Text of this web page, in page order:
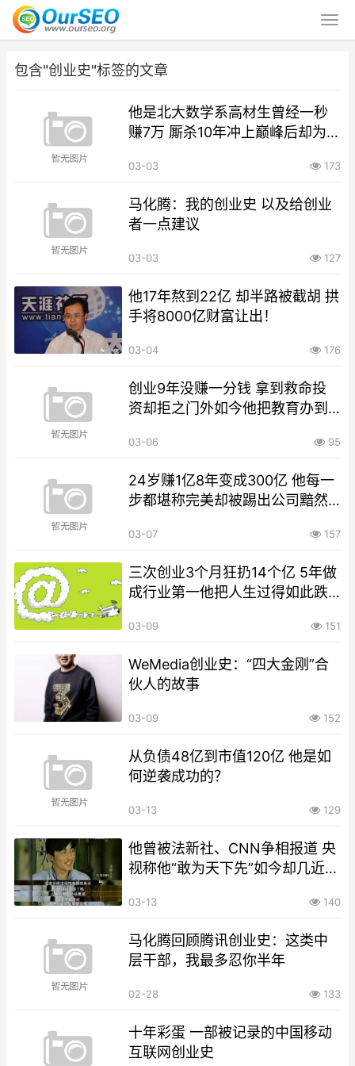
包含"创业史"标签的文章
他是北大数学系高材生曾经一秒
赚7万 厮杀10年冲上巅峰后却为
03-03 173
马化腾：我的创业史 以及给创业
者一点建议
03-03 127
他17年熬到22亿 却半路被截胡 拱
手将8000亿财富让出！
03-04 176
创业9年没赚一分钱 拿到救命投
资却拒之门外如今他把教育办到
03-06 95
24岁赚1亿8年变成300亿 他每一
步都堪称完美却被踢出公司黯然
03-07 157
三次创业3个月狂扔14个亿 5年做
成行业第一他把人生过得如此跌
03-09 151
WeMedia创业史：“四大金刚”合
伙人的故事
03-09 152
从负债48亿到市值120亿 他是如
何逆袭成功的？
03-13 129
他曾被法新社、CNN争相报道 央
视称他“敢为天下先”如今却几近倒
03-13 140
马化腾回顾腾讯创业史：这类中
层干部，我最多忍你半年
02-28 133
十年彩蛋 一部被记录的中国移动
互联网创业史